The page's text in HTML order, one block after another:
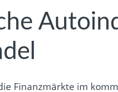
Finanzmärkte im